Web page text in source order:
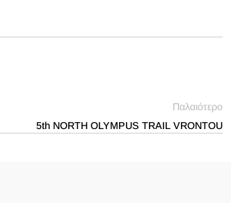
Παλαιότερο
5th NORTH OLYMPUS TRAIL VRONTOU